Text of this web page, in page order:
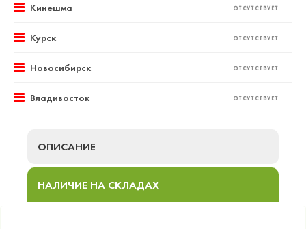
Кинешма ОТСУТСТВУЕТ
Курск ОТСУТСТВУЕТ
Новосибирск ОТСУТСТВУЕТ
Владивосток ОТСУТСТВУЕТ
ОПИСАНИЕ
НАЛИЧИЕ НА СКЛАДАХ